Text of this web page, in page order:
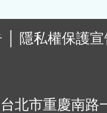
隱私權保護
北市重慶南路